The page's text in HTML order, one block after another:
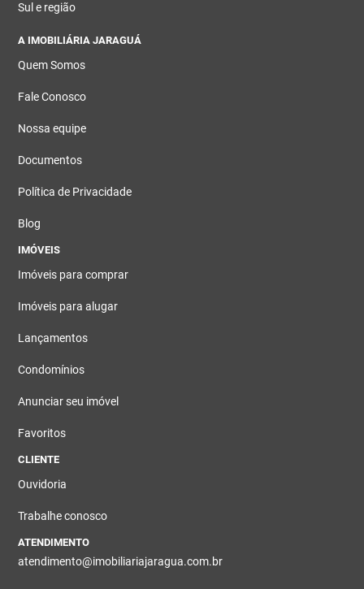
Sul e região
A IMOBILIÁRIA JARAGUÁ
Quem Somos
Fale Conosco
Nossa equipe
Documentos
Política de Privacidade
Blog
IMÓVEIS
Imóveis para comprar
Imóveis para alugar
Lançamentos
Condomínios
Anunciar seu imóvel
Favoritos
CLIENTE
Ouvidoria
Trabalhe conosco
ATENDIMENTO
atendimento@imobiliariajaragua.com.br